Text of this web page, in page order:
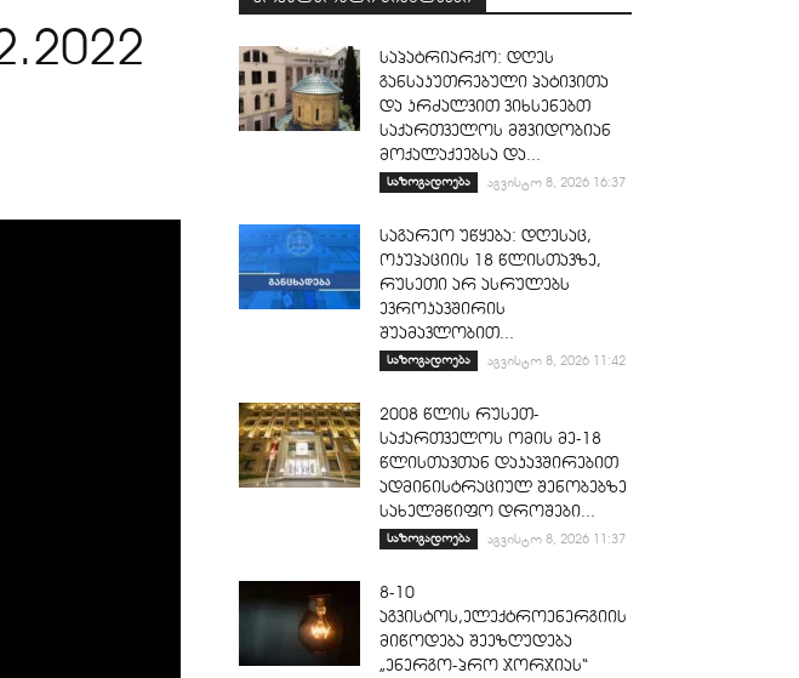
საპატრიარქო: დღეს
განსაკუთრებული პატივითა
და კრძალვით ვიხსენებთ
საქართველოს მშვიდობიან
მოქალაქეებსა და...
საზოგადოება აგვისტო 8, 2026 16:37
საგარეო უწყება: დღესაც,
ოკუპაციის 18 წლისთავზე,
რუსეთი არ ასრულებს
ევროკავშირის
შუამავლობით...
საზოგადოება აგვისტო 8, 2026 11:42
2008 წლის რუსეთ-
საქართველოს ომის მე-18
წლისთავთან დაკავშირებით
ადმინისტრაციულ შენობებზე
სახელმწიფო დროშები...
საზოგადოება აგვისტო 8, 2026 11:37
8-10
აგვისტოს,ელექტროენერგიის
მიწოდება შეეზღუდება
„ენერგო-პრო ჯორჯიას“